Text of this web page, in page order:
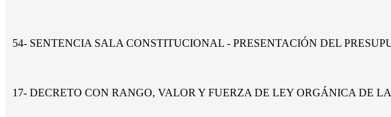
54- SENTENCIA SALA CONSTITUCIONAL - PRESENTACIÓN DEL
17- DECRETO CON RANGO, VALOR Y FUERZA DE LEY ORGÁNICA DE